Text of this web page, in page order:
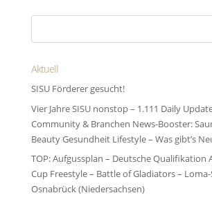
Aktuell
SISU Förderer gesucht!
Vier Jahre SISU nonstop – 1.111 Daily
Community & Branchen News-Booster:
Beauty Gesundheit Lifestyle – Was gibt’s
TOP: Aufgussplan – Deutsche Qualifikation
Cup Freestyle – Battle of Gladiators –
Osnabrück (Niedersachsen)